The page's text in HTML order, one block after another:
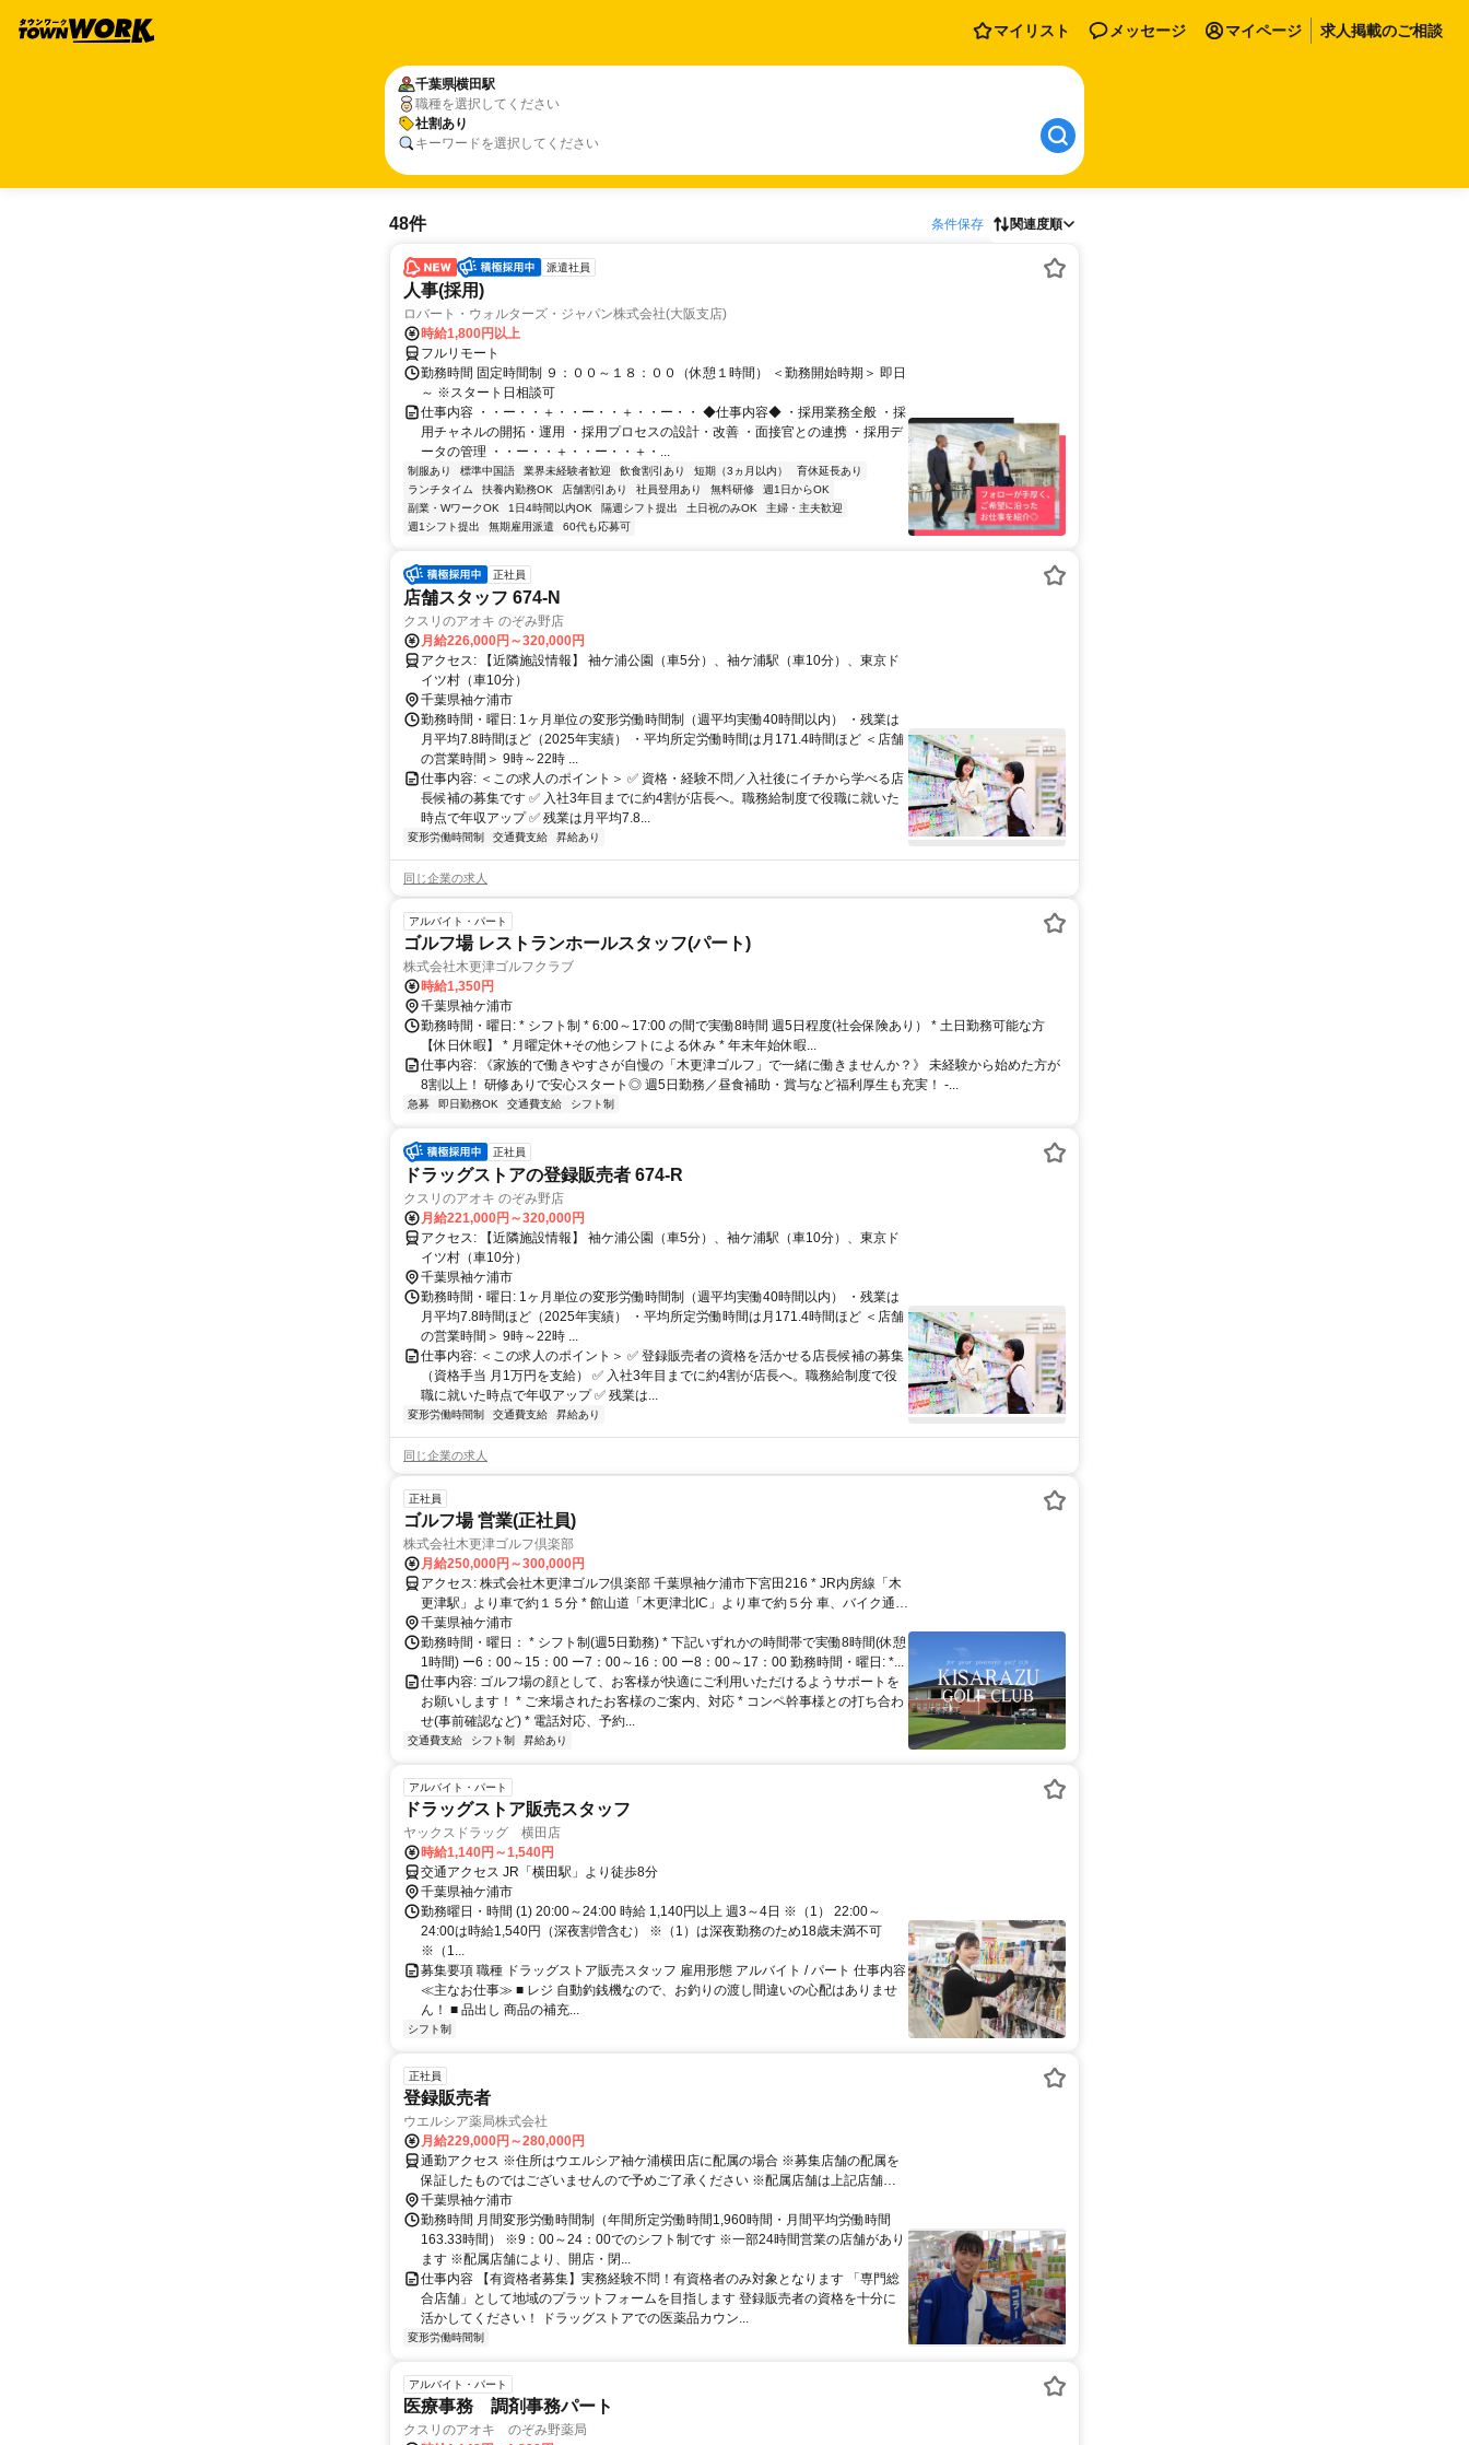
マイリスト メッセージ マイページ 求人掲載のご相談
千葉県横田駅
職種を選択してください
社割あり
キーワードを選択してください
48件 条件保存 関連度順
派遣社員
人事(採用)
ロバート・ウォルターズ・ジャパン株式会社(大阪支店)
時給1,800円以上
フルリモート
勤務時間 固定時間制 ９：００～１８：００（休憩１時間） ＜勤務開始時期＞ 即日
～ ※スタート日相談可
仕事内容 ・・ー・・＋・・ー・・＋・・ー・・ ◆仕事内容◆ ・採用業務全般 ・採
用チャネルの開拓・運用 ・採用プロセスの設計・改善 ・面接官との連携 ・採用デ
ータの管理 ・・ー・・＋・・ー・・＋・...
制服あり 標準中国語 業界未経験者歓迎 飲食割引あり 短期（3ヵ月以内）
育休延長あり
ランチタイム
扶養内勤務OK 店舗割引あり 社員登用あり 無料研修
週1日からOK
副業・WワークOK
1日4時間以内OK 隔週シフト提出 土日祝のみOK
主婦・主夫歓迎
週1シフト提出
無期雇用派遣 60代も応募可
正社員
店舗スタッフ 674-N
クスリのアオキ のぞみ野店
月給226,000円～320,000円
アクセス: 【近隣施設情報】 袖ケ浦公園（車5分）、袖ケ浦駅（車10分）、東京ド
イツ村（車10分）
千葉県袖ケ浦市
勤務時間・曜日: 1ヶ月単位の変形労働時間制（週平均実働40時間以内） ・残業は
月平均7.8時間ほど（2025年実績） ・平均所定労働時間は月171.4時間ほど ＜店舗
の営業時間＞ 9時～22時 ...
仕事内容: ＜この求人のポイント＞ ✅ 資格・経験不問／入社後にイチから学べる店
長候補の募集です ✅ 入社3年目までに約4割が店長へ。職務給制度で役職に就いた
時点で年収アップ ✅ 残業は月平均7.8...
変形労働時間制 交通費支給 昇給あり
同じ企業の求人
アルバイト・パート
ゴルフ場 レストランホールスタッフ(パート)
株式会社木更津ゴルフクラブ
時給1,350円
千葉県袖ケ浦市
勤務時間・曜日: * シフト制 * 6:00～17:00 の間で実働8時間 週5日程度(社会保険あり） * 土日勤務可能な方
【休日休暇】 * 月曜定休+その他シフトによる休み * 年末年始休暇...
仕事内容: 《家族的で働きやすさが自慢の「木更津ゴルフ」で一緒に働きませんか？》 未経験から始めた方が
8割以上！ 研修ありで安心スタート◎ 週5日勤務／昼食補助・賞与など福利厚生も充実！ -...
急募 即日勤務OK 交通費支給 シフト制
正社員
ドラッグストアの登録販売者 674-R
クスリのアオキ のぞみ野店
月給221,000円～320,000円
アクセス: 【近隣施設情報】 袖ケ浦公園（車5分）、袖ケ浦駅（車10分）、東京ド
イツ村（車10分）
千葉県袖ケ浦市
勤務時間・曜日: 1ヶ月単位の変形労働時間制（週平均実働40時間以内） ・残業は
月平均7.8時間ほど（2025年実績） ・平均所定労働時間は月171.4時間ほど ＜店舗
の営業時間＞ 9時～22時 ...
仕事内容: ＜この求人のポイント＞ ✅ 登録販売者の資格を活かせる店長候補の募集
（資格手当 月1万円を支給） ✅ 入社3年目までに約4割が店長へ。職務給制度で役
職に就いた時点で年収アップ ✅ 残業は...
変形労働時間制 交通費支給 昇給あり
同じ企業の求人
正社員
ゴルフ場 営業(正社員)
株式会社木更津ゴルフ倶楽部
月給250,000円～300,000円
アクセス: 株式会社木更津ゴルフ倶楽部 千葉県袖ケ浦市下宮田216 * JR内房線「木
更津駅」より車で約１５分 * 館山道「木更津北IC」より車で約５分 車、バイク通勤
OK(駐車場完備)
千葉県袖ケ浦市
勤務時間・曜日： * シフト制(週5日勤務) * 下記いずれかの時間帯で実働8時間(休憩
1時間) ー6：00～15：00 ー7：00～16：00 ー8：00～17：00 勤務時間・曜日: *...
仕事内容: ゴルフ場の顔として、お客様が快適にご利用いただけるようサポートを
お願いします！ * ご来場されたお客様のご案内、対応 * コンペ幹事様との打ち合わ
せ(事前確認など) * 電話対応、予約...
交通費支給 シフト制 昇給あり
アルバイト・パート
ドラッグストア販売スタッフ
ヤックスドラッグ 横田店
時給1,140円～1,540円
交通アクセス JR「横田駅」より徒歩8分
千葉県袖ケ浦市
勤務曜日・時間 (1) 20:00～24:00 時給 1,140円以上 週3～4日 ※（1） 22:00～
24:00は時給1,540円（深夜割増含む） ※（1）は深夜勤務のため18歳未満不可
※（1...
募集要項 職種 ドラッグストア販売スタッフ 雇用形態 アルバイト / パート 仕事内容
≪主なお仕事≫ ■ レジ 自動釣銭機なので、お釣りの渡し間違いの心配はありませ
ん！ ■ 品出し 商品の補充...
シフト制
正社員
登録販売者
ウエルシア薬局株式会社
月給229,000円～280,000円
通勤アクセス ※住所はウエルシア袖ケ浦横田店に配属の場合 ※募集店舗の配属を
保証したものではございませんので予めご了承ください ※配属店舗は上記店舗以
外の可能性がございます ※原則、自宅から50km圏内、通勤片道90分圏内の いずれ
かの店舗への配属・転勤となります(エリア職) ※勤務店舗の指定は出来かねます ■
ご希望に応じて下記勤務区分から選択 も可能です ※社宅制度・赴任手当制度あり
＜リージョナル職＞ 異動の範囲は本拠地とその隣接県または直線距離で概ね
100km以内 ＜ナショナル職＞ 全国の店舗への異動あり ※社宅制度・赴任手当制度
あり
千葉県袖ケ浦市
勤務時間 月間変形労働時間制（年間所定労働時間1,960時間・月間平均労働時間
163.33時間） ※9：00～24：00でのシフト制です ※一部24時間営業の店舗があり
ます ※配属店舗により、開店・閉...
仕事内容 【有資格者募集】実務経験不問！有資格者のみ対象となります 「専門総
合店舗」として地域のプラットフォームを目指します 登録販売者の資格を十分に
活かしてください！ ドラッグストアでの医薬品カウン...
変形労働時間制
アルバイト・パート
医療事務 調剤事務パート
クスリのアオキ のぞみ野薬局